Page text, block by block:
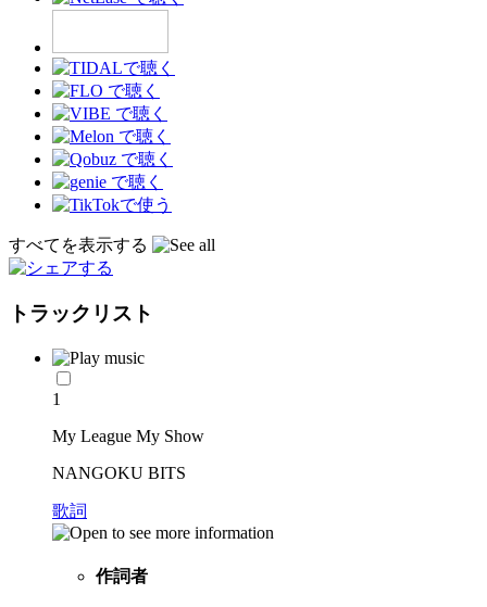
すべてを表示する
トラックリスト
1
My League My Show
NANGOKU BITS
歌詞
作詞者